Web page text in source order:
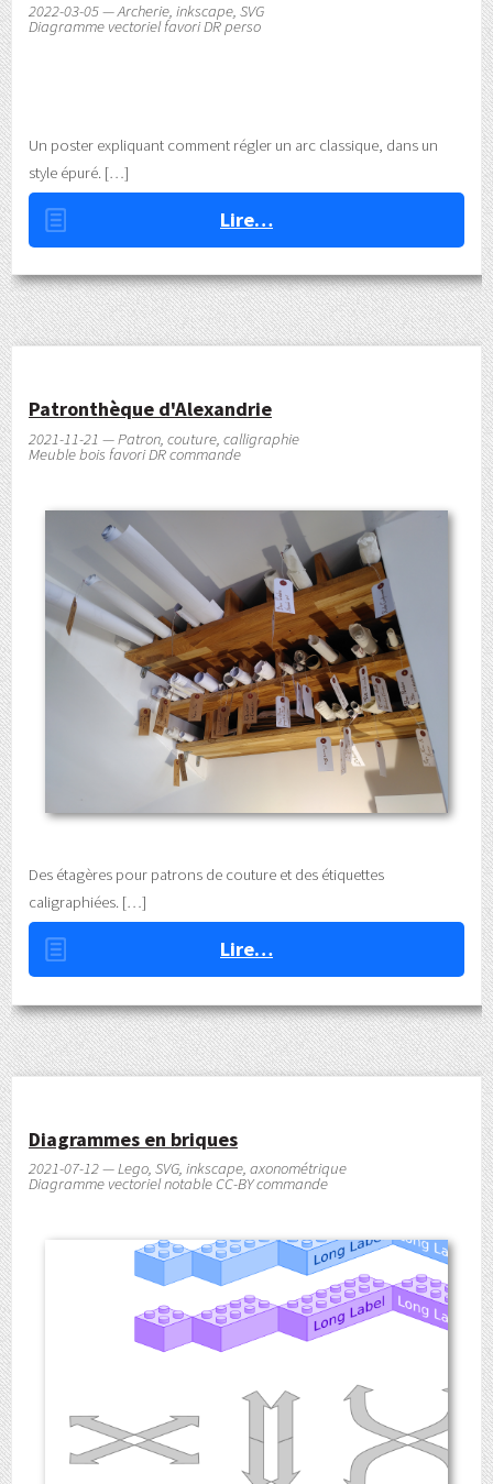
2022-03-05 — Archerie, inkscape, SVG
Diagramme vectoriel favori DR perso
Un poster expliquant comment régler un arc classique, dans un
style épuré.
Lire…
Patronthèque d'Alexandrie
2021-11-21 — Patron, couture, calligraphie
Meuble bois favori DR commande
Des étagères pour patrons de couture et des étiquettes
caligraphiées.
Lire…
Diagrammes en briques
2021-07-12 — Lego, SVG, inkscape, axonométrique
Diagramme vectoriel notable CC-BY commande